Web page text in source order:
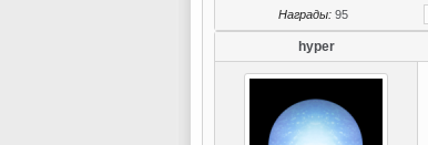
Награды: 95
hyper